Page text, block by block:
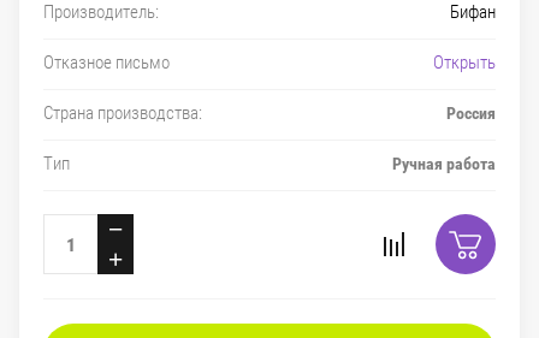
Производитель: Бифан
Отказное письмо Открыть
Страна производства: Россия
Тип Ручная работа
−
+